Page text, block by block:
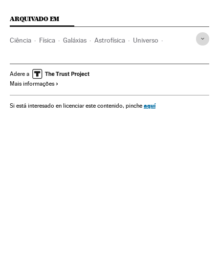
ARQUIVADO EM
Ciência Física Galáxias Astrofísica Universo
Adere a
Mais informações
Si está interesado en licenciar este contenido, pinche aquí